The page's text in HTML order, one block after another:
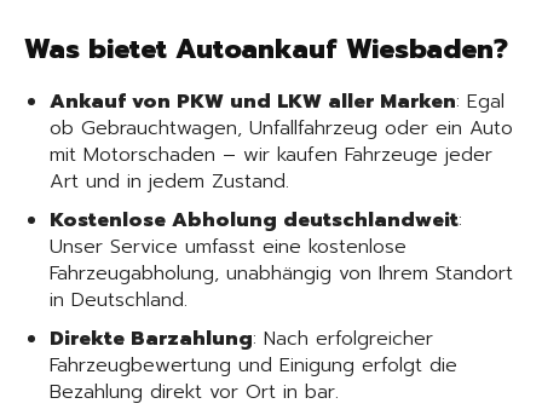
Was bietet Autoankauf Wiesbaden?
Ankauf von PKW und LKW aller Marken: Egal
ob Gebrauchtwagen, Unfallfahrzeug oder ein Auto
mit Motorschaden – wir kaufen Fahrzeuge jeder
Art und in jedem Zustand.
Kostenlose Abholung deutschlandweit:
Unser Service umfasst eine kostenlose
Fahrzeugabholung, unabhängig von Ihrem Standort
in Deutschland.
Direkte Barzahlung: Nach erfolgreicher
Fahrzeugbewertung und Einigung erfolgt die
Bezahlung direkt vor Ort in bar.